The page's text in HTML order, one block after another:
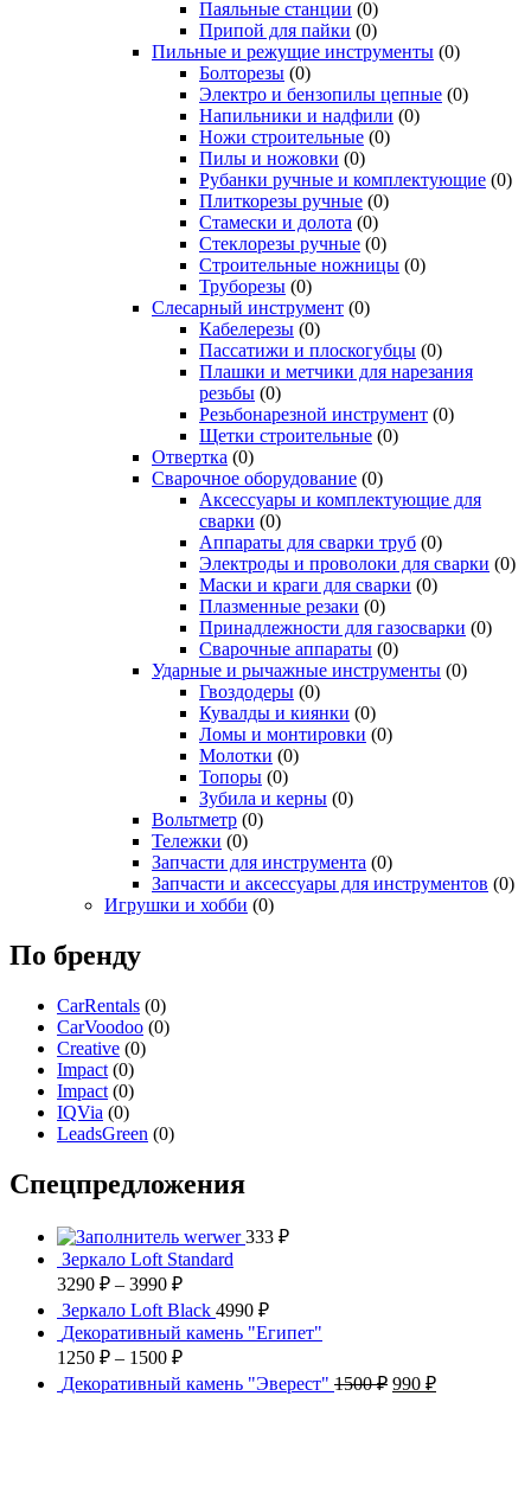
Паяльные станции (0)
Припой для пайки (0)
Пильные и режущие инструменты (0)
Болторезы (0)
Электро и бензопилы цепные (0)
Напильники и надфили (0)
Ножи строительные (0)
Пилы и ножовки (0)
Рубанки ручные и комплектующие (0)
Плиткорезы ручные (0)
Стамески и долота (0)
Стеклорезы ручные (0)
Строительные ножницы (0)
Труборезы (0)
Слесарный инструмент (0)
Кабелерезы (0)
Пассатижи и плоскогубцы (0)
Плашки и метчики для нарезания
резьбы (0)
Резьбонарезной инструмент (0)
Щетки строительные (0)
Отвертка (0)
Сварочное оборудование (0)
Аксессуары и комплектующие для
сварки (0)
Аппараты для сварки труб (0)
Электроды и проволоки для сварки (0)
Маски и краги для сварки (0)
Плазменные резаки (0)
Принадлежности для газосварки (0)
Сварочные аппараты (0)
Ударные и рычажные инструменты (0)
Гвоздодеры (0)
Кувалды и киянки (0)
Ломы и монтировки (0)
Молотки (0)
Топоры (0)
Зубила и керны (0)
Вольтметр (0)
Тележки (0)
Запчасти для инструмента (0)
Запчасти и аксессуары для инструментов (0)
Игрушки и хобби (0)
По бренду
CarRentals (0)
CarVoodoo (0)
Creative (0)
Impact (0)
Impact (0)
IQVia (0)
LeadsGreen (0)
Спецпредложения
werwer 333 ₽
Зеркало Loft Standard
3290 ₽ – 3990 ₽
Зеркало Loft Black 4990 ₽
Декоративный камень "Египет"
1250 ₽ – 1500 ₽
Декоративный камень "Эверест" 1500₽ 990 ₽